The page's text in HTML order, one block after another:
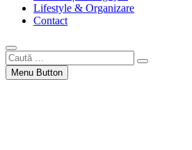
Lifestyle & Organizare
Contact
Caută
…Menu Button